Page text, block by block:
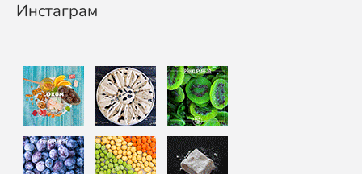
Инстаграм